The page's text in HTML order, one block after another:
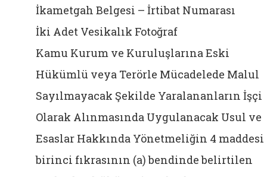
İkametgah Belgesi – İrtibat Numarası
İki Adet Vesikalık Fotoğraf
Kamu Kurum ve Kuruluşlarına Eski
Hükümlü veya Terörle Mücadelede Malul
Sayılmayacak Şekilde Yaralananların İşçi
Olarak Alınmasında Uygulanacak Usul ve
Esaslar Hakkında Yönetmeliğin 4 maddesi
birinci fıkrasının (a) bendinde belirtilen